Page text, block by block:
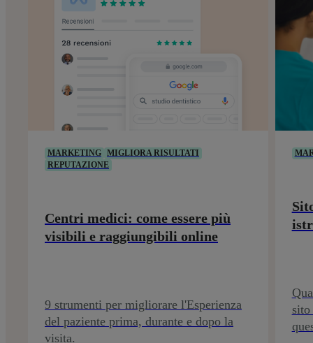
MARKETING MIGLIORA RISULTATI
REPUTAZIONE
Centri medici: come essere più
visibili e raggiungibili online
9 strumenti per migliorare l'Esperienza
del paziente prima, durante e dopo la
visita.